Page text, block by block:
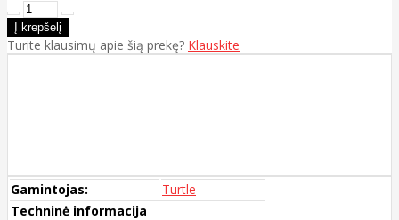
Turite klausimų apie šią prekę? Klauskite
Gamintojas:
Turtle
Techninė informacija